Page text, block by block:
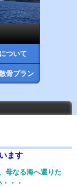
ついて
骨プラン
ます
母なる海へ還りた
・・・